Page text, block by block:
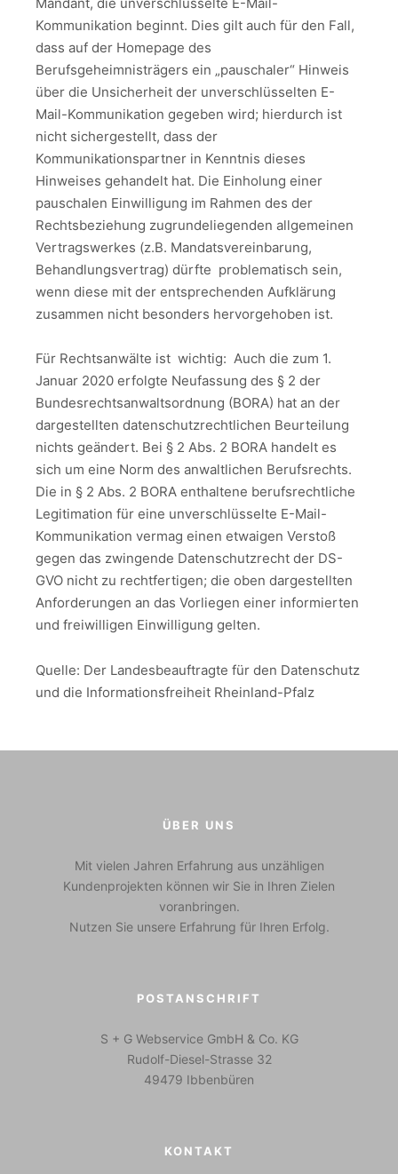
Kommunikation beginnt. Dies gilt auch für den Fall,
dass auf der Homepage des
Berufsgeheimnisträgers ein „pauschaler“ Hinweis
über die Unsicherheit der unverschlüsselten E-
Mail-Kommunikation gegeben wird; hierdurch ist
nicht sichergestellt, dass der
Kommunikationspartner in Kenntnis dieses
Hinweises gehandelt hat. Die Einholung einer
pauschalen Einwilligung im Rahmen des der
Rechtsbeziehung zugrundeliegenden allgemeinen
Vertragswerkes (z.B. Mandatsvereinbarung,
Behandlungsvertrag) dürfte problematisch sein,
wenn diese mit der entsprechenden Aufklärung
zusammen nicht besonders hervorgehoben ist.
Für Rechtsanwälte ist wichtig: Auch die zum 1.
Januar 2020 erfolgte Neufassung des § 2 der
Bundesrechtsanwaltsordnung (BORA) hat an der
dargestellten datenschutzrechtlichen Beurteilung
nichts geändert. Bei § 2 Abs. 2 BORA handelt es
sich um eine Norm des anwaltlichen Berufsrechts.
Die in § 2 Abs. 2 BORA enthaltene berufsrechtliche
Legitimation für eine unverschlüsselte E-Mail-
Kommunikation vermag einen etwaigen Verstoß
gegen das zwingende Datenschutzrecht der DS-
GVO nicht zu rechtfertigen; die oben dargestellten
Anforderungen an das Vorliegen einer informierten
und freiwilligen Einwilligung gelten.
Quelle: Der Landesbeauftragte für den Datenschutz
und die Informationsfreiheit Rheinland-Pfalz
ÜBER UNS
Mit vielen Jahren Erfahrung aus unzähligen
Kundenprojekten können wir Sie in Ihren Zielen
voranbringen.
Nutzen Sie unsere Erfahrung für Ihren Erfolg.
POSTANSCHRIFT
S + G Webservice GmbH & Co. KG
Rudolf-Diesel-Strasse 32
49479 Ibbenbüren
KONTAKT